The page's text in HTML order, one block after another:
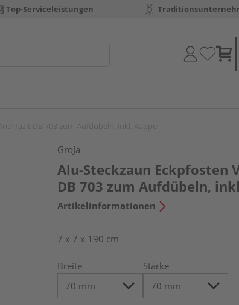
Top-Serviceleistungen
GroJa
Alu-Steckzaun Eckpfosten
DB 703 zum Aufdübeln,
Artikelinformationen
7 x 7 x 190 cm
Breite Stärke